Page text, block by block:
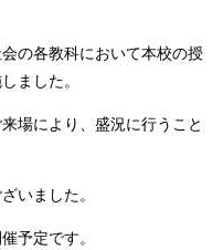
の各教科において本校の授
ました。
場により、盛況に行うこと
いました。
予定です。